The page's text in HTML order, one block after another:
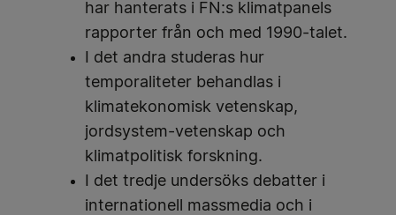
har hanterats i FN:s klimatpanels
rapporter från och med 1990-talet.
I det andra studeras hur
temporaliteter behandlas i
klimatekonomisk vetenskap,
jordsystem-vetenskap och
klimatpolitisk forskning.
I det tredje undersöks debatter i
internationell massmedia och i